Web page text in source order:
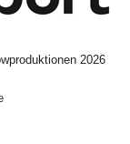
2026